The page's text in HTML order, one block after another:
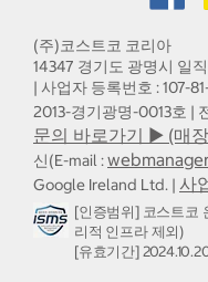
(주)코스트코 코리아
14347 경기도 광명시 일
| 사업자 등록번호 : 107-
2013-경기광명-0013호 |
문의 바로가기 ▶ (매
신(E-mail :
Google Ireland Ltd. | 사
[인증범위] 코스트코
리적 인프라 제외)
[유효기간]